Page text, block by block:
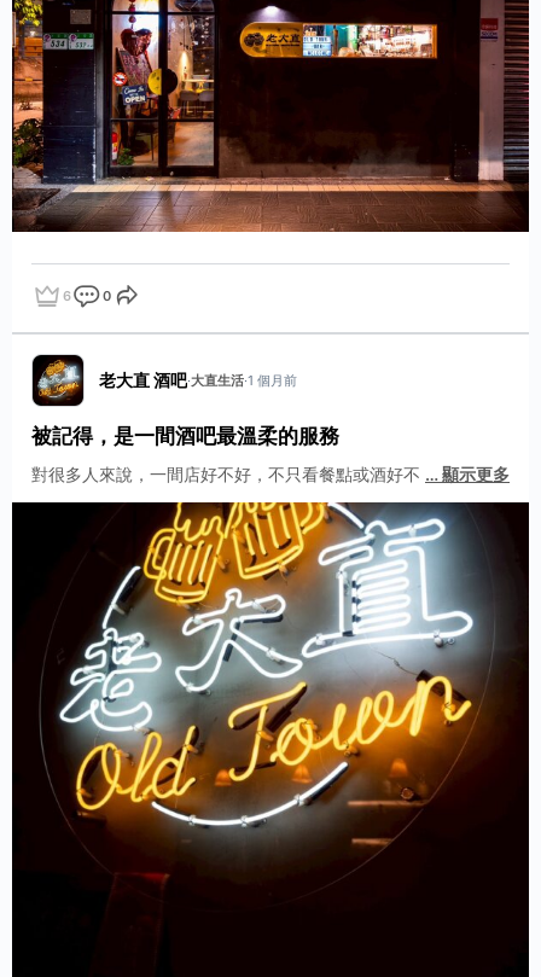
點讚 6評論 0分享
老大直 酒吧·大直生活·1 個月前
被記得，是一間酒吧最溫柔的服務
對很多人來說，一間店好不好，不只看餐點或酒好不 …顯示更多